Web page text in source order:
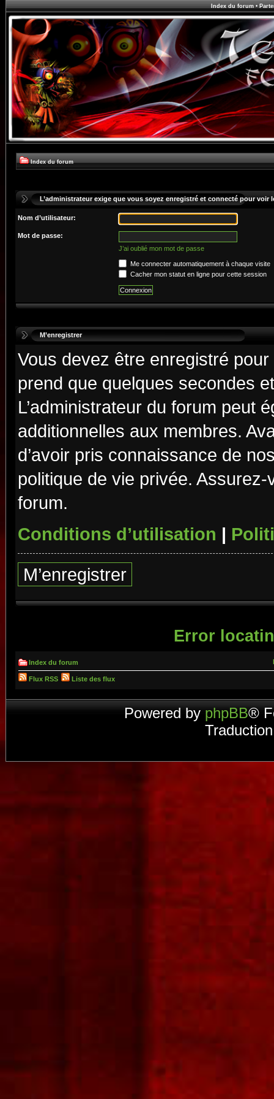
Index du forum•
Index du forum
L’administrateur exige que vous soyez enregistré et connecté pour voir
Nom d’utilisateur:
Mot de passe:
J’ai oublié mon mot de passe
Me connecter automatiquement à chaque visite
Cacher mon statut en ligne pour cette session
M’enregistrer
Vous devez être enregistré
prend que quelques secondes
L’administrateur du forum peut
additionnelles aux membres.
d’avoir pris connaissance de
politique de vie privée.
forum.
Conditions d’utilisation |
M’enregistrer
Error
Index du forum
Flux RSS Liste des flux
Powered by phpBB®